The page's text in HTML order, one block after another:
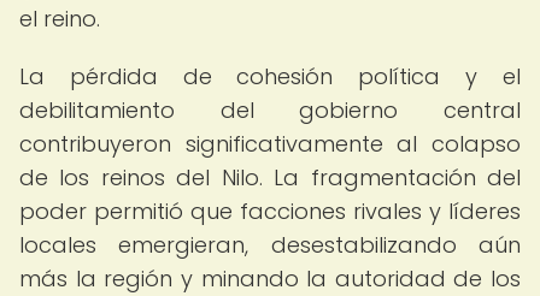
el reino.
La pérdida de cohesión política y el
debilitamiento del gobierno central
contribuyeron significativamente al colapso
de los reinos del Nilo. La fragmentación del
poder permitió que facciones rivales y líderes
locales emergieran, desestabilizando aún
más la región y minando la autoridad de los